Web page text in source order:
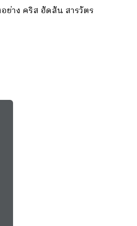
ย่าง คริส ฮัดสัน สารวัตร